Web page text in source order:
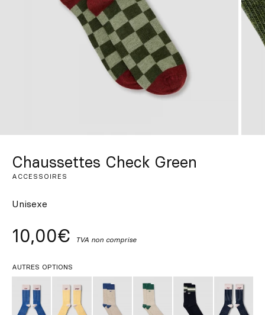
Chaussettes Check Green
ACCESSOIRES
Unisexe
10,00€ TVA non comprise
AUTRES OPTIONS